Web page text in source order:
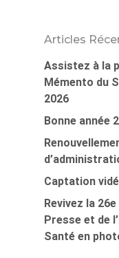
Articles
Assistez à la
Mémento du
2026
Bonne année
Captation
Revivez la
Presse et de
Santé en